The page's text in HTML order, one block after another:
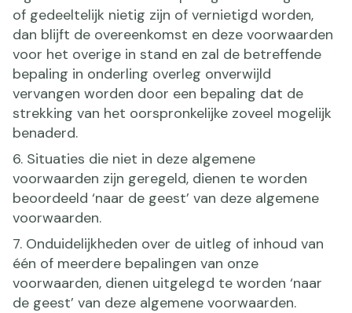
of gedeeltelijk nietig zijn of vernietigd worden,
dan blijft de overeenkomst en deze voorwaarden
voor het overige in stand en zal de betreffende
bepaling in onderling overleg onverwijld
vervangen worden door een bepaling dat de
strekking van het oorspronkelijke zoveel mogelijk
benaderd.
6. Situaties die niet in deze algemene
voorwaarden zijn geregeld, dienen te worden
beoordeeld ‘naar de geest’ van deze algemene
voorwaarden.
7. Onduidelijkheden over de uitleg of inhoud van
één of meerdere bepalingen van onze
voorwaarden, dienen uitgelegd te worden ‘naar
de geest’ van deze algemene voorwaarden.